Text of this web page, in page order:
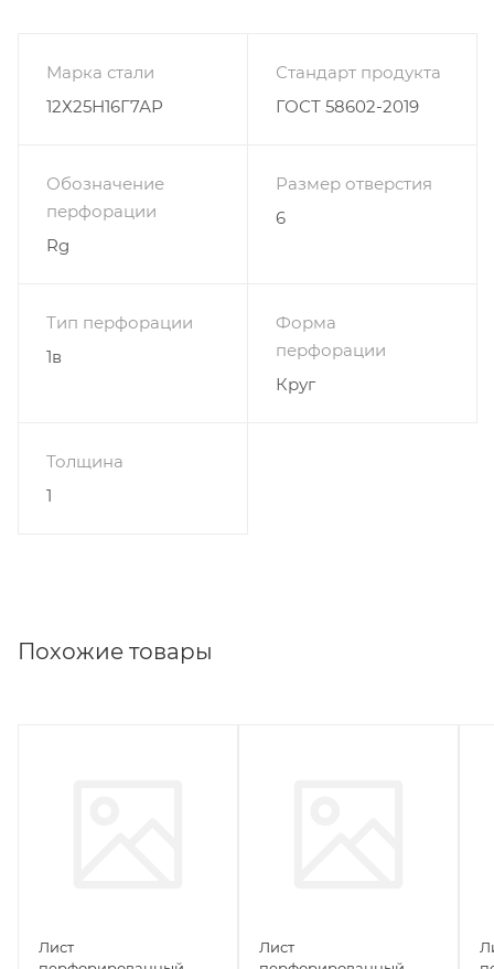
Марка стали
12Х25Н16Г7АР
Стандарт продукта
ГОСТ 58602-2019
Обозначение
перфорации
Rg
Размер отверстия
6
Тип перфорации
1в
Форма
перфорации
Круг
Толщина
1
Похожие товары
Лист
Лист